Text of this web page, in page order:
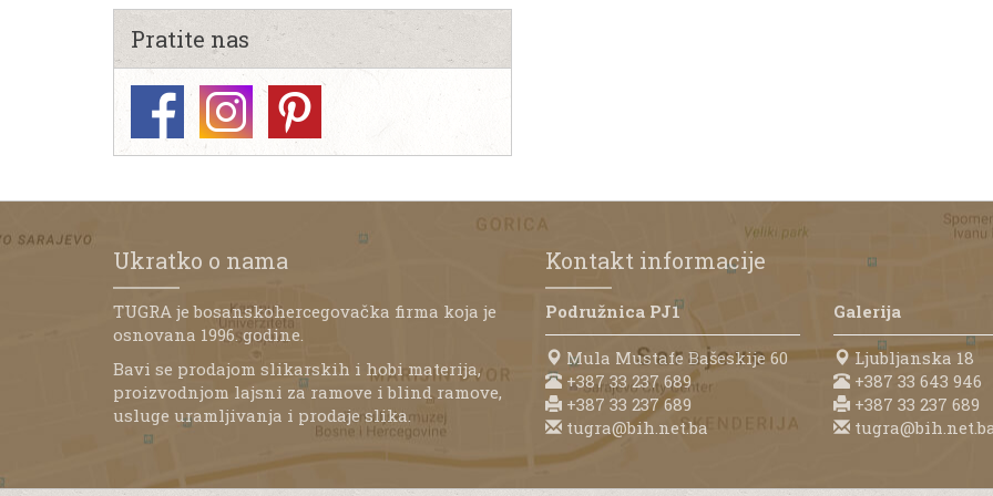
Pratite nas
Ukratko o nama
TUGRA je bosanskohercegovačka firma koja je
osnovana 1996. godine.
Bavi se prodajom slikarskih i hobi materija,
proizvodnjom lajsni za ramove i blind ramove,
usluge uramljivanja i prodaje slika.
Kontakt informacije
Podružnica PJ1
Mula Mustafe Bašeskije 60
+387 33 237 689
+387 33 237 689
tugra@bih.net.ba
Galerija
Ljubljanska 18
+387 33 643 946
+387 33 237 689